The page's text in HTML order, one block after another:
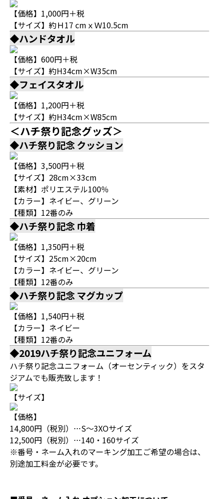
【価格】1,000円＋税
【サイズ】約Ｈ17 cmｘＷ10.5cm
◆ハンドタオル
【価格】600円＋税
【サイズ】約H34cm×W35cm
◆フェイスタオル
【価格】1,200円＋税
【サイズ】約H34cm×W85cm
＜ハチ祭り記念グッズ＞
◆ハチ祭り記念 クッション
【価格】3,500円＋税
【サイズ】28cm×33cm
【素材】ポリエステル100％
【カラー】ネイビー、グリーン
【種類】12番のみ
◆ハチ祭り記念 巾着
【価格】1,350円＋税
【サイズ】25cm×20cm
【カラー】ネイビー、グリーン
【種類】12番のみ
◆ハチ祭り記念 マグカップ
【価格】1,540円＋税
【カラー】ネイビー
【種類】12番のみ
◆2019ハチ祭り記念ユニフォーム
ハチ祭り記念ユニフォーム（オーセンティック）をスタ
ジアムでも販売致します！
【サイズ】
【価格】
14,800円（税別）…S～3XOサイズ
12,500円（税別）…140・160サイズ
※番号・ネーム入れのマーキング加工ご希望の場合は、
別途加工料金が必要です。